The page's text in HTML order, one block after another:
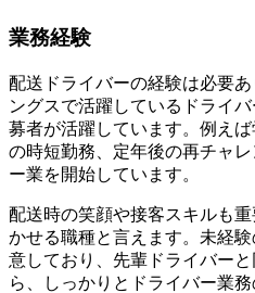
業務経験
配送ドライバーの経験は必要
ングスで活躍しているドライ
募者が活躍しています。例え
の時短勤務、定年後の再チャ
ー業を開始しています。
配送時の笑顔や接客スキルも
かせる職種と言えます。未経
意しており、先輩ドライバー
ら、しっかりとドライバー業